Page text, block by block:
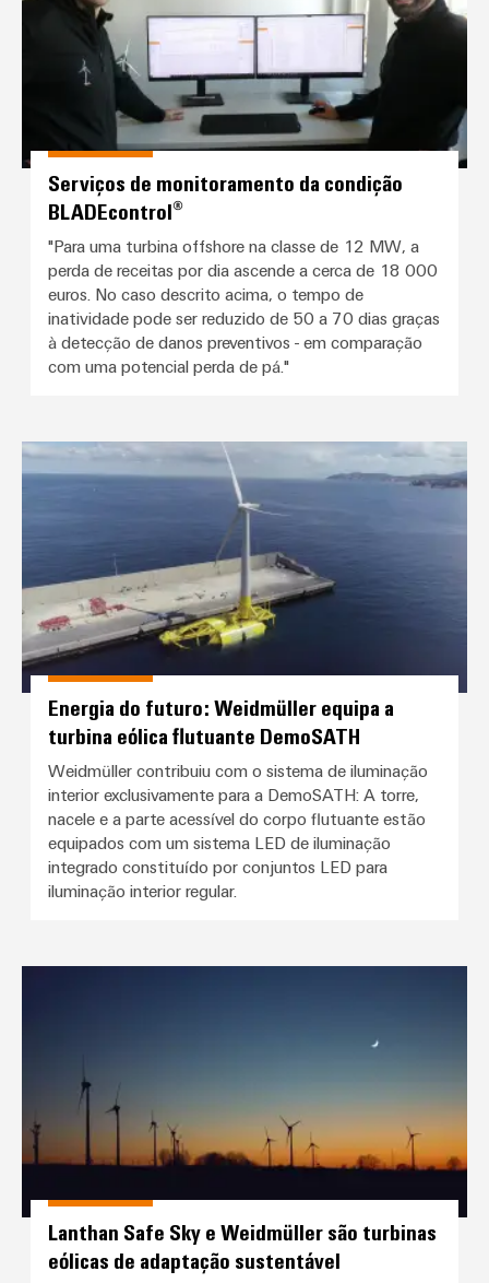
Serviços de monitoramento da condição
BLADEcontrol®
"Para uma turbina offshore na classe de 12 MW, a
perda de receitas por dia ascende a cerca de 18 000
euros. No caso descrito acima, o tempo de
inatividade pode ser reduzido de 50 a 70 dias graças
à detecção de danos preventivos - em comparação
com uma potencial perda de pá."
Energia do futuro: Weidmüller
Energia do futuro: Weidmüller equipa a
turbina eólica flutuante DemoSATH
Weidmüller contribuiu com o sistema de iluminação
interior exclusivamente para a DemoSATH: A torre,
nacele e a parte acessível do corpo flutuante estão
equipados com um sistema LED de iluminação
integrado constituído por conjuntos LED para
iluminação interior regular.
Lanthan Safe Sky e Weidmüller são turbinas
eólicas de adaptação sustentável